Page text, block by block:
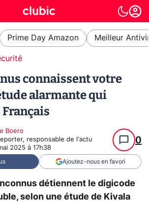
Prime Day Amazon Meilleur
connaissent votre
alarmante qui
Boero
responsable de l'actu
2025 à 17h38
0
Ajoutez-nous en favori
détiennent le digicode
selon une étude de Kivala